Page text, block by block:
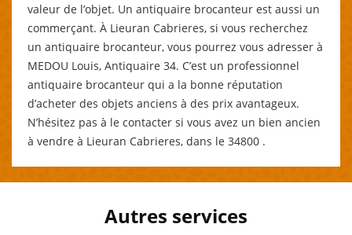
valeur de l’objet. Un antiquaire brocanteur est aussi un
commerçant. À Lieuran Cabrieres, si vous recherchez
un antiquaire brocanteur, vous pourrez vous adresser à
MEDOU Louis, Antiquaire 34. C’est un professionnel
antiquaire brocanteur qui a la bonne réputation
d’acheter des objets anciens à des prix avantageux.
N’hésitez pas à le contacter si vous avez un bien ancien
à vendre à Lieuran Cabrieres, dans le 34800 .
Autres services